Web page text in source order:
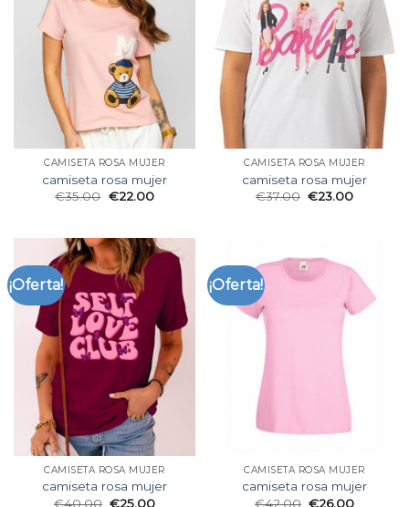
CAMISETA ROSA MUJER
camiseta rosa mujer
€35.00 €22.00
CAMISETA ROSA MUJER
camiseta rosa mujer
€37.00 €23.00
¡Oferta!
CAMISETA ROSA MUJER
camiseta rosa mujer
€40.00 €25.00
¡Oferta!
CAMISETA ROSA MUJER
camiseta rosa mujer
€42.00 €26.00